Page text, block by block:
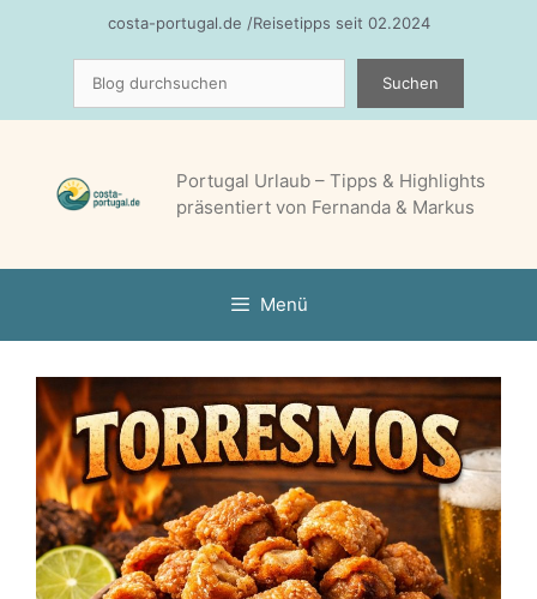
costa-portugal.de /Reisetipps seit 02.2024
Suchen
Portugal Urlaub – Tipps & Highlights
präsentiert von Fernanda & Markus
Menü